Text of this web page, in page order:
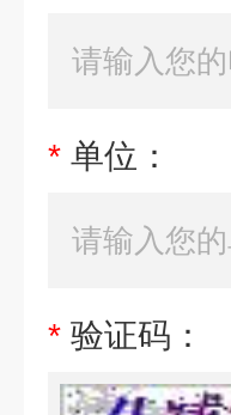
* 单位：
* 验证码：